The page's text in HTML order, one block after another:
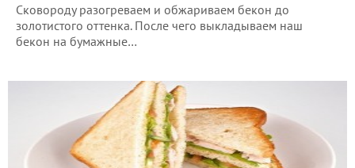
Сковороду разогреваем и обжариваем бекон до
золотистого оттенка. После чего выкладываем наш
бекон на бумажные…